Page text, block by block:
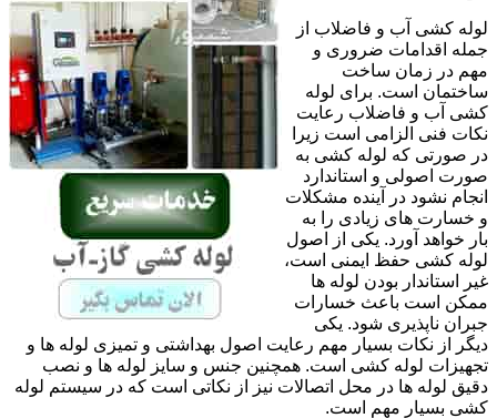
لوله کشی آب و فاضلاب از
جمله اقدامات ضروری و
مهم در زمان ساخت
ساختمان است. برای لوله
کشی آب و فاضلاب رعایت
نکات فنی الزامی است زیرا
در صورتی که لوله کشی به
صورت اصولی و استاندارد
انجام نشود در آینده مشکلات
و خسارت های زیادی را به
بار خواهد آورد. یکی از اصول
لوله کشی حفظ ایمنی است،
غیر استاندار بودن لوله ها
ممکن است باعث خسارات
جبران ناپذیری شود. یکی
دیگر از نکات بسیار مهم رعایت اصول بهداشتی و تمیزی لوله ها و
تجهیزات لوله کشی است. همچنین جنس و سایز لوله ها و نصب
دقیق لوله ها در محل اتصالات نیز از نکاتی است که در سیستم لوله
کشی بسیار مهم است.